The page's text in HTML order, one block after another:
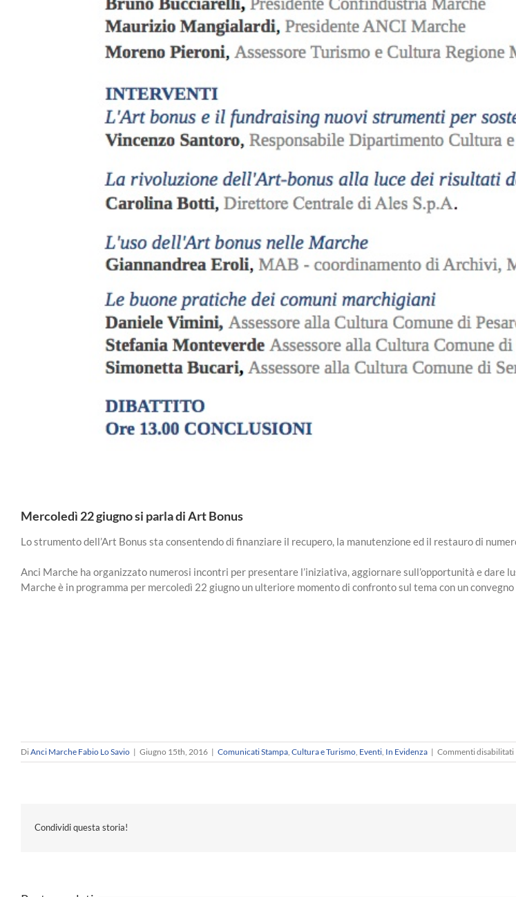
Mercoledì 22 giugno si parla di Art Bonus
Lo strumento dell’Art Bonus sta consentendo di finanziare il recupero, la manutenzione ed il restauro di
Anci Marche ha organizzato numerosi incontri per presentare l’iniziativa, aggiornare sull’opportunità e
Marche è in programma per mercoledì 22 giugno un ulteriore momento di confronto sul tema con un
DiAnci Marche Fabio Lo Savio | Giugno 15th, 2016 | Comunicati Stampa Cultura e Turismo Eventi In Evidenza | Commenti disabilitatisu
Condividi questa storia!